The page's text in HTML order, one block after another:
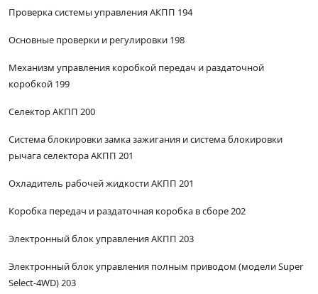
Проверка системы управления АКПП 194
Основные проверки и регулировки 198
Механизм управления коробкой передач и раздаточной
коробкой 199
Селектор АКПП 200
Система блокировки замка зажигания и система блокировки
рычага селектора АКПП 201
Охладитель рабочей жидкости АКПП 201
Коробка передач и раздаточная коробка в сборе 202
Электронный блок управления АКПП 203
Электронный блок управления полным приводом (модели Super
Select-4WD) 203